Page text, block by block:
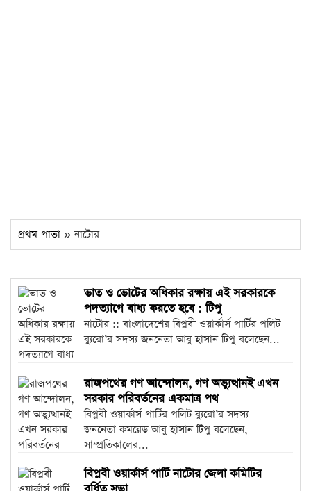
প্রথম পাতা » নাটোর
ভাত ও ভোটের অধিকার রক্ষায় এই সরকারকে
পদত্যাগে বাধ্য করতে হবে : টিপু
নাটোর :: বাংলাদেশের বিপ্লবী ওয়ার্কার্স পার্টির পলিট
ব্যুরো’র সদস্য জননেতা আবু হাসান টিপু বলেছেন...
রাজপথের গণ আন্দোলন, গণ অভ্যুত্থানই এখন
সরকার পরিবর্তনের একমাত্র পথ
বিপ্লবী ওয়ার্কার্স পার্টির পলিট ব্যুরো’র সদস্য
জননেতা কমরেড আবু হাসান টিপু বলেছেন,
সাম্প্রতিকালের...
বিপ্লবী ওয়ার্কার্স পার্টি নাটোর জেলা কমিটির